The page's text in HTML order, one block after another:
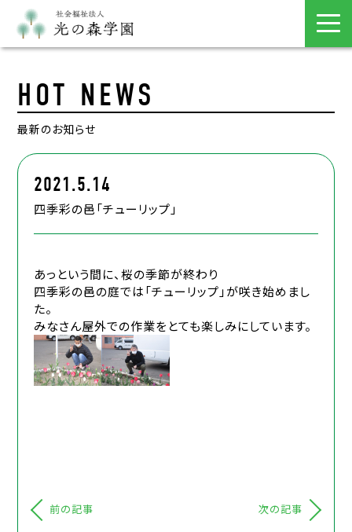
HOT NEWS
最新のお知らせ
2021.5.14
四季彩の邑「チューリップ」
あっという間に、桜の季節が終わり
四季彩の邑の庭では「チューリップ」が咲き始めまし
た。
みなさん屋外での作業をとても楽しみにしています。
前の記事 次の記事